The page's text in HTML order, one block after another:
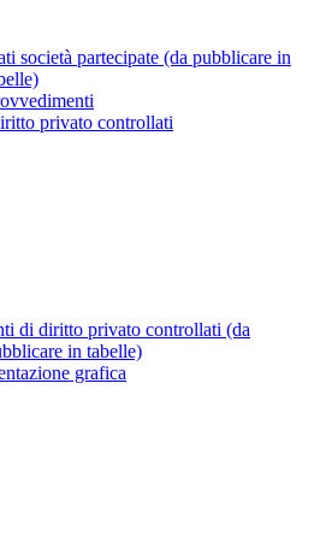
società partecipate (da pubblicare in
privato controllati
di diritto privato controllati (da
in tabelle)
grafica